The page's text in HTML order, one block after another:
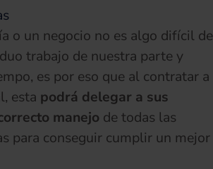
o un negocio no es algo difícil de
trabajo de nuestra parte y
es por eso que al contratar a
esta podrá delegar a sus
manejo de todas las
para conseguir cumplir un mejor